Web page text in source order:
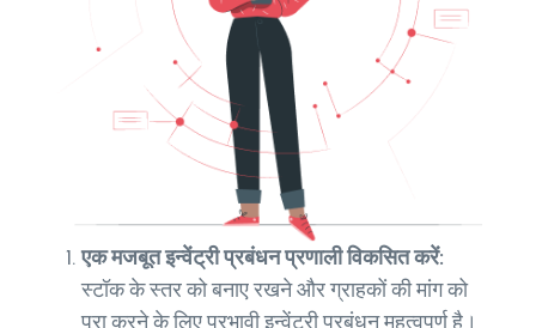
एक मजबूत इन्वेंट्री प्रबंधन प्रणाली विकसित करें:
स्टॉक के स्तर को बनाए रखने और ग्राहकों की मांग को
पूरा करने के लिए प्रभावी इन्वेंट्री प्रबंधन महत्वपूर्ण है।